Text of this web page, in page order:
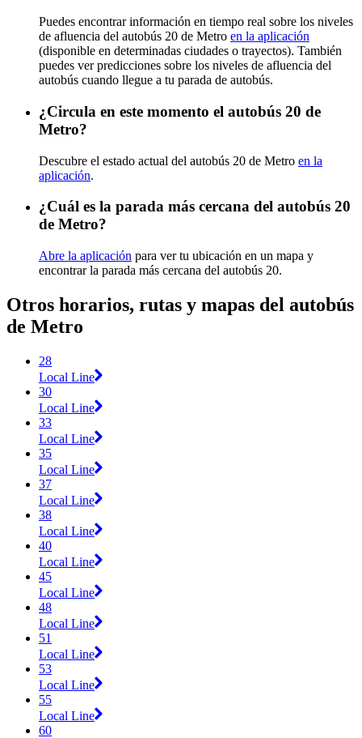
Puedes encontrar información en tiempo real sobre los niveles
de afluencia del autobús 20 de Metro en la aplicación
(disponible en determinadas ciudades o trayectos). También
puedes ver predicciones sobre los niveles de afluencia del
autobús cuando llegue a tu parada de autobús.
¿Circula en este momento el autobús 20 de
Metro?
Descubre el estado actual del autobús 20 de Metro en la
aplicación.
¿Cuál es la parada más cercana del autobús 20
de Metro?
Abre la aplicación para ver tu ubicación en un mapa y
encontrar la parada más cercana del autobús 20.
Otros horarios, rutas y mapas del autobús
de Metro
28
Local Line
30
Local Line
33
Local Line
35
Local Line
37
Local Line
38
Local Line
40
Local Line
45
Local Line
48
Local Line
51
Local Line
53
Local Line
55
Local Line
60